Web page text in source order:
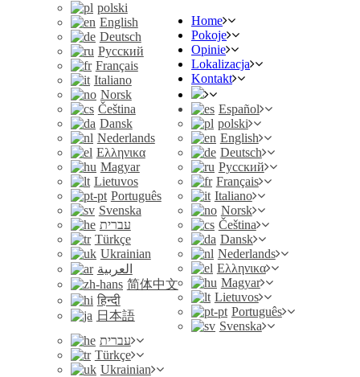
polski
English
Deutsch
Русский
Français
Italiano
Norsk
Čeština
Dansk
Nederlands
Ελληνικα
Magyar
Lietuvos
Português
Svenska
עברית
Türkçe
Ukrainian
العربية
简体中文
हिन्दी
日本語
Home
Pokoje
Opinie
Lokalizacja
Kontakt
Español
polski
English
Deutsch
Русский
Français
Italiano
Norsk
Čeština
Dansk
Nederlands
Ελληνικα
Magyar
Lietuvos
Português
Svenska
עברית
Türkçe
Ukrainian